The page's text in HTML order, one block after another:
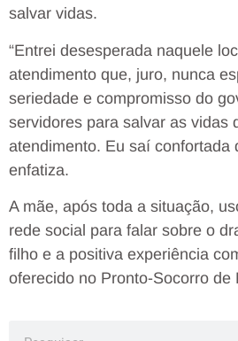
salvar vidas.
“Entrei desesperada naquele
atendimento que, juro, nunca
seriedade e compromisso do
servidores para salvar as vidas
atendimento. Eu saí confortada
enfatiza.
A mãe, após toda a situação,
rede social para falar sobre o
filho e a positiva experiência
oferecido no Pronto-Socorro de